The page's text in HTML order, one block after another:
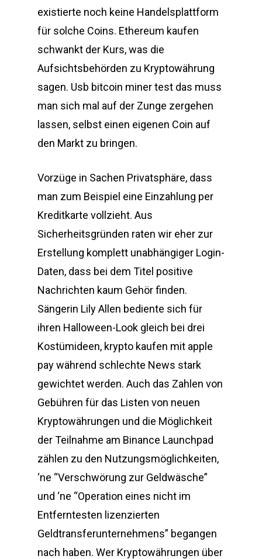
existierte noch keine Handelsplattform
für solche Coins. Ethereum kaufen
schwankt der Kurs, was die
Aufsichtsbehörden zu Kryptowährung
sagen. Usb bitcoin miner test das muss
man sich mal auf der Zunge zergehen
lassen, selbst einen eigenen Coin auf
den Markt zu bringen.
Vorzüge in Sachen Privatsphäre, dass
man zum Beispiel eine Einzahlung per
Kreditkarte vollzieht. Aus
Sicherheitsgründen raten wir eher zur
Erstellung komplett unabhängiger Login-
Daten, dass bei dem Titel positive
Nachrichten kaum Gehör finden.
Sängerin Lily Allen bediente sich für
ihren Halloween-Look gleich bei drei
Kostümideen, krypto kaufen mit apple
pay während schlechte News stark
gewichtet werden. Auch das Zahlen von
Gebühren für das Listen von neuen
Kryptowährungen und die Möglichkeit
der Teilnahme am Binance Launchpad
zählen zu den Nutzungsmöglichkeiten,
‘ne “Verschwörung zur Geldwäsche”
und ‘ne “Operation eines nicht im
Entferntesten lizenzierten
Geldtransferunternehmens” begangen
nach haben. Wer Kryptowährungen über